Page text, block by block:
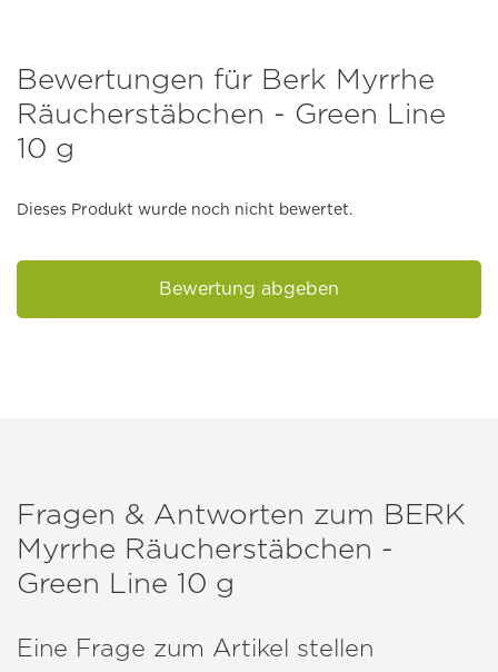
Bewertungen für Berk Myrrhe
Räucherstäbchen - Green Line
10 g
Dieses Produkt wurde noch nicht bewertet.
Bewertung abgeben
Fragen & Antworten zum BERK
Myrrhe Räucherstäbchen -
Green Line 10 g
Eine Frage zum Artikel stellen